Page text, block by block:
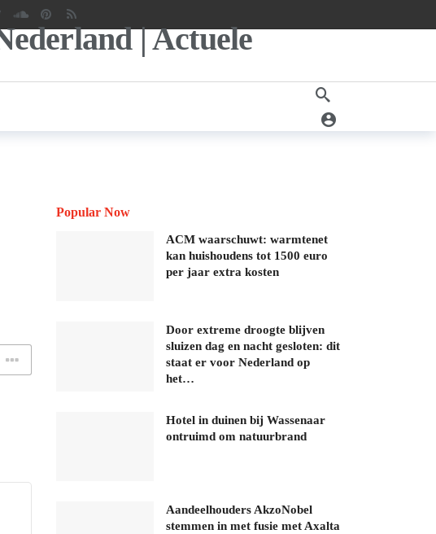
Popular Now
ACM waarschuwt: warmtenet
kan huishoudens tot 1500 euro
per jaar extra kosten
Door extreme droogte blijven
sluizen dag en nacht gesloten: dit
staat er voor Nederland op
het…
Hotel in duinen bij Wassenaar
ontruimd om natuurbrand
Aandeelhouders AkzoNobel
stemmen in met fusie met Axalta